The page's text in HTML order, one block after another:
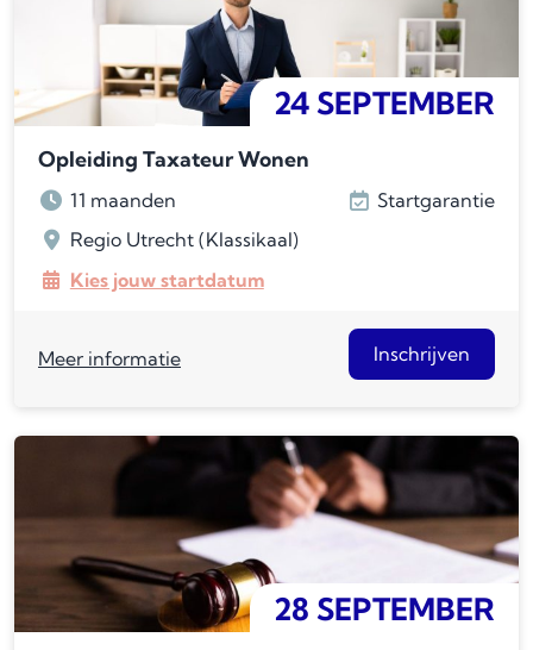
24 SEPTEMBER
Opleiding Taxateur Wonen
11 maanden
Regio Utrecht (Klassikaal)
Startgarantie
Kies jouw startdatum
Meer informatie Inschrijven
28 SEPTEMBER